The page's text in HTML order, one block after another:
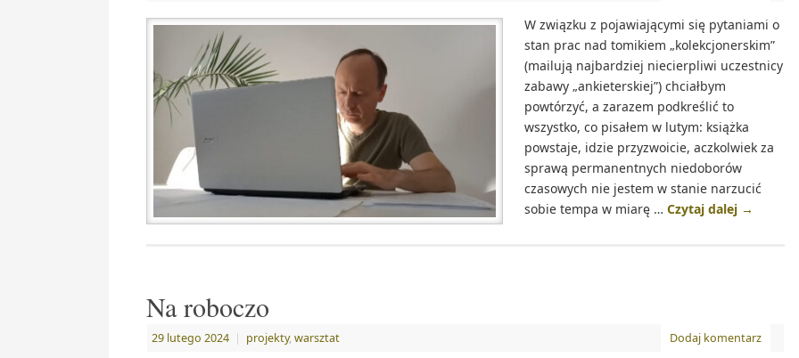
W związku z pojawiającymi się pytaniami o
stan prac nad tomikiem „kolekcjonerskim”
(mailują najbardziej niecierpliwi uczestnicy
zabawy „ankieterskiej”) chciałbym
powtórzyć, a zarazem podkreślić to
wszystko, co pisałem w lutym: książka
powstaje, idzie przyzwoicie, aczkolwiek za
sprawą permanentnych niedoborów
czasowych nie jestem w stanie narzucić
sobie tempa w miarę … Czytaj dalej →
Na roboczo
29 lutego 2024 | projekty, warsztat Dodaj komentarz